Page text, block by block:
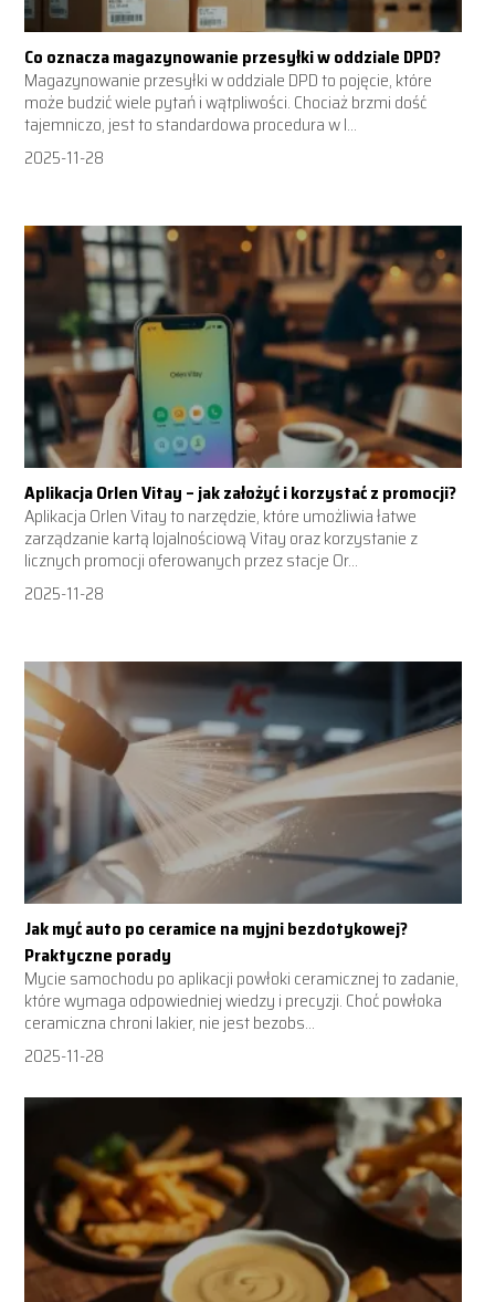
Co oznacza magazynowanie przesyłki w oddziale DPD?
Magazynowanie przesyłki w oddziale DPD to pojęcie, które
może budzić wiele pytań i wątpliwości. Chociaż brzmi dość
tajemniczo, jest to standardowa procedura w l...
2025-11-28
Aplikacja Orlen Vitay – jak założyć i korzystać z promocji?
Aplikacja Orlen Vitay to narzędzie, które umożliwia łatwe
zarządzanie kartą lojalnościową Vitay oraz korzystanie z
licznych promocji oferowanych przez stacje Or...
2025-11-28
Jak myć auto po ceramice na myjni bezdotykowej?
Praktyczne porady
Mycie samochodu po aplikacji powłoki ceramicznej to zadanie,
które wymaga odpowiedniej wiedzy i precyzji. Choć powłoka
ceramiczna chroni lakier, nie jest bezobs...
2025-11-28